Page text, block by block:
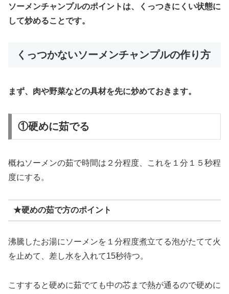
ソーメンチャンプルのポイントは、くっつきにくい状態に
して炒めることです。
くっつかないソーメンチャンプルの作り方
まず、肉や野菜などの具材を先に炒めておきます。
①硬めに茹でる
概ねソーメンの茹で時間は２分程度、これを１分１５秒程
度にする。
★硬めの茹で方のポイント
沸騰したお湯にソーメンを１分程度煮立てる泡がたてて火
を止めて、差し水を入れて15秒待つ。
こすすると硬めに茹でても中の芯まで熱が通るので硬めに